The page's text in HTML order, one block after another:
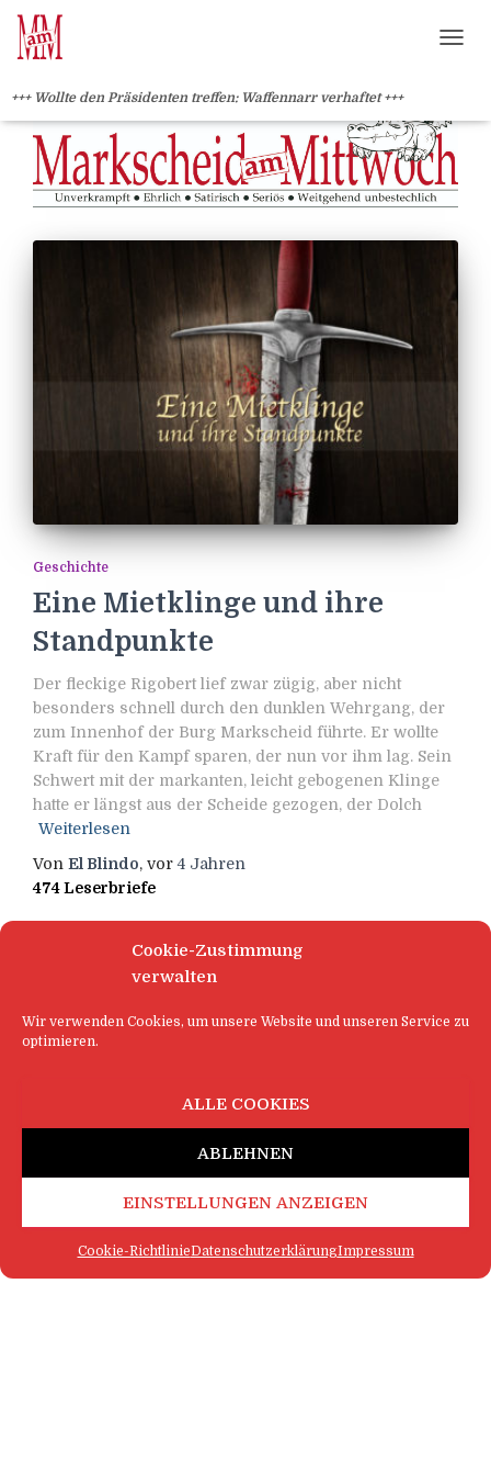
Cookie-Zustimmung
verwalten
Wir verwenden Cookies, um unsere Website und unseren Service zu
optimieren.
ALLE COOKIES
ABLEHNEN
EINSTELLUNGEN ANZEIGEN
Cookie-RichtlinieDatenschutzerklärungImpressum
+++ Wollte den Präsidenten treffen: Waffennarr verhaftet +++
Geschichte
Eine Mietklinge und ihre
Standpunkte
Der fleckige Rigobert lief zwar zügig, aber nicht
besonders schnell durch den dunklen Wehrgang, der
zum Innenhof der Burg Markscheid führte. Er wollte
Kraft für den Kampf sparen, der nun vor ihm lag. Sein
Schwert mit der markanten, leicht gebogenen Klinge
hatte er längst aus der Scheide gezogen, der Dolch
Weiterlesen
Von El Blindo, vor4 Jahren
474 Leserbriefe